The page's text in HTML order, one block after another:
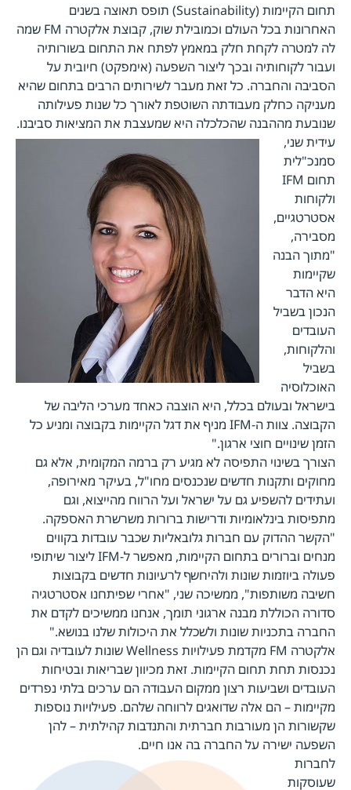
תחום הקיימות (Sustainability) תופס תאוצה בשנים
האחרונות בכל העולם וכמובילת שוק, קבוצת אלקטרה FM שמה
לה למטרה לקחת חלק במאמץ לפתח את התחום בשורותיה
ועבור לקוחותיה ובכך ליצור השפעה (אימפקט) חיובית על
הסביבה והחברה. כל זאת מעבר לשירותים הרבים בתחום שהיא
מעניקה כחלק מעבודתה השוטפת לאורך כל שנות פעילותה
שנובעת מההבנה שהכלכלה היא שמעצבת את המציאות סביבנו.
עידית שני,
סמנכ"לית
תחום IFM
ולקוחות
אסטרטגיים,
מסבירה,
"מתוך הבנה
שקיימות
היא הדבר
הנכון בשביל
העובדים
והלקוחות,
בשביל
האוכלוסיה
בישראל ובעולם בכלל, היא הוצבה כאחד מערכי הליבה של
הקבוצה. צוות ה-IFM מניף את דגל הקיימות בקבוצה ומניע כל
הזמן שינויים חוצי ארגון."
הצורך בשינוי התפיסה לא מגיע רק ברמה המקומית, אלא גם
מחוקים ותקנות חדשים שנכנסים מחו"ל, בעיקר מאירופה,
ועתידים להשפיע גם על ישראל ועל הרווח מהייצוא, וגם
מתפיסות בינלאומיות ודרישות ברורות משרשרת האספקה.
"הקשר ההדוק עם חברות גלובאליות שכבר עובדות בקווים
מנחים וברורים בתחום הקיימות, מאפשר ל-IFM ליצור שיתופי
פעולה ביוזמות שונות ולהיחשף לרעיונות חדשים בקבוצות
חשיבה משותפות", ממשיכה שני, "אחרי שפיתחנו אסטרטגיה
סדורה הכוללת מבנה ארגוני תומך, אנחנו ממשיכים לקדם את
החברה בתכניות שונות ולשכלל את היכולות שלנו בנושא."
אלקטרה FM מקדמת פעילויות Wellness שונות לעובדיה וגם הן
נכנסות תחת תחום הקיימות. זאת מכיוון שבריאות ובטיחות
העובדים ושביעות רצון ממקום העבודה הם ערכים בלתי נפרדים
מקיימות – הם אלה שדואגים לרווחה שלהם. פעילויות נוספות
שקשורות הן מעורבות חברתית והתנדבות קהילתית – להן
השפעה ישירה על החברה בה אנו חיים.
לחברות
שעוסקות